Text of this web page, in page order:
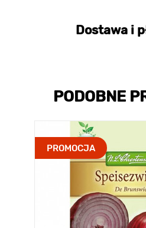
Dostawa i
PODOBNE
PROMOCJA